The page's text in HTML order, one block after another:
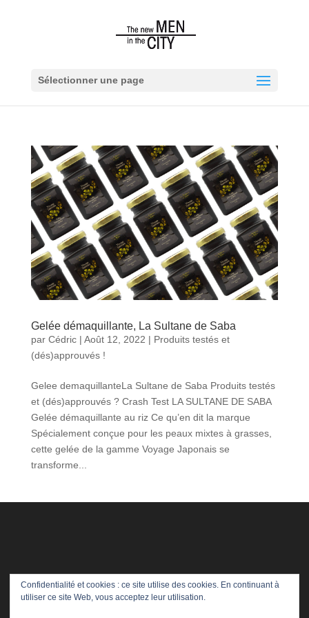
Sélectionner une page
Gelée démaquillante, La Sultane de Saba
par Cédric| Août 12, 2022 | Produits testés et
(dés)approuvés !
Gelee demaquillanteLa Sultane de Saba Produits testés
et (dés)approuvés ? Crash Test LA SULTANE DE SABA
Gelée démaquillante au riz Ce qu’en dit la marque
Spécialement conçue pour les peaux mixtes à grasses,
cette gelée de la gamme Voyage Japonais se
transforme...
Confidentialité et cookies : ce site utilise des cookies. En continuant à
utiliser ce site Web, vous acceptez leur utilisation.